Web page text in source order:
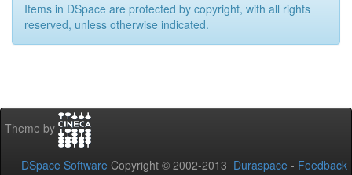
Items in DSpace are protected by copyright, with all rights
reserved, unless otherwise indicated.
Theme by
DSpace Software Copyright © 2002-2013 Duraspace - Feedback